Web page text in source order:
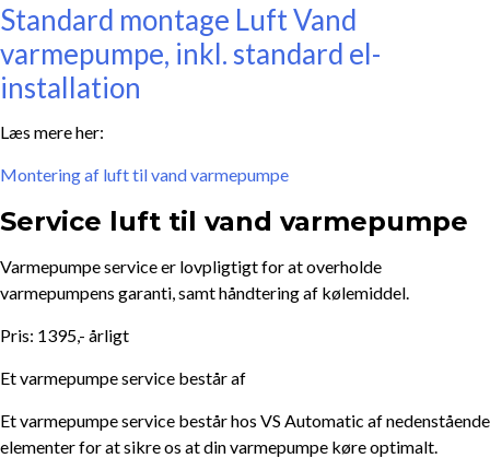
Standard montage Luft Vand
varmepumpe, inkl. standard el-
installation
Læs mere her:
Montering af luft til vand varmepumpe
Service luft til vand varmepumpe
Varmepumpe service er lovpligtigt for at overholde
varmepumpens garanti, samt håndtering af kølemiddel.
Pris: 1395,- årligt
Et varmepumpe service består af
Et varmepumpe service består hos VS Automatic af nedenstående
elementer for at sikre os at din varmepumpe køre optimalt.